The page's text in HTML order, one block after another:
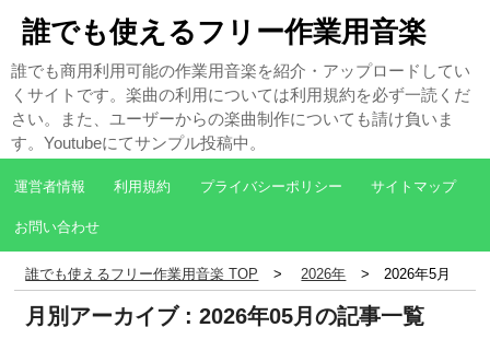
誰でも使えるフリー作業用音楽
誰でも商用利用可能の作業用音楽を紹介・アップロードしてい
くサイトです。楽曲の利用については利用規約を必ず一読くだ
さい。また、ユーザーからの楽曲制作についても請け負いま
す。Youtubeにてサンプル投稿中。
運営者情報 利用規約 プライバシーポリシー サイトマップ
お問い合わせ
誰でも使えるフリー作業用音楽 TOP 2026年 2026年5月
月別アーカイブ : 2026年05月の記事一覧